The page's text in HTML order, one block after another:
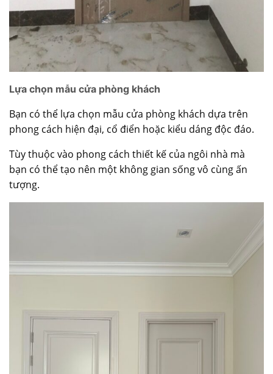
Lựa chọn mẫu cửa phòng khách
Bạn có thể lựa chọn mẫu cửa phòng khách dựa trên
phong cách hiện đại, cổ điển hoặc kiểu dáng độc đáo.
Tùy thuộc vào phong cách thiết kế của ngôi nhà mà
bạn có thể tạo nên một không gian sống vô cùng ấn
tượng.